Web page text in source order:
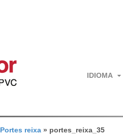
IDIOMA
Portes reixa » portes_reixa_35